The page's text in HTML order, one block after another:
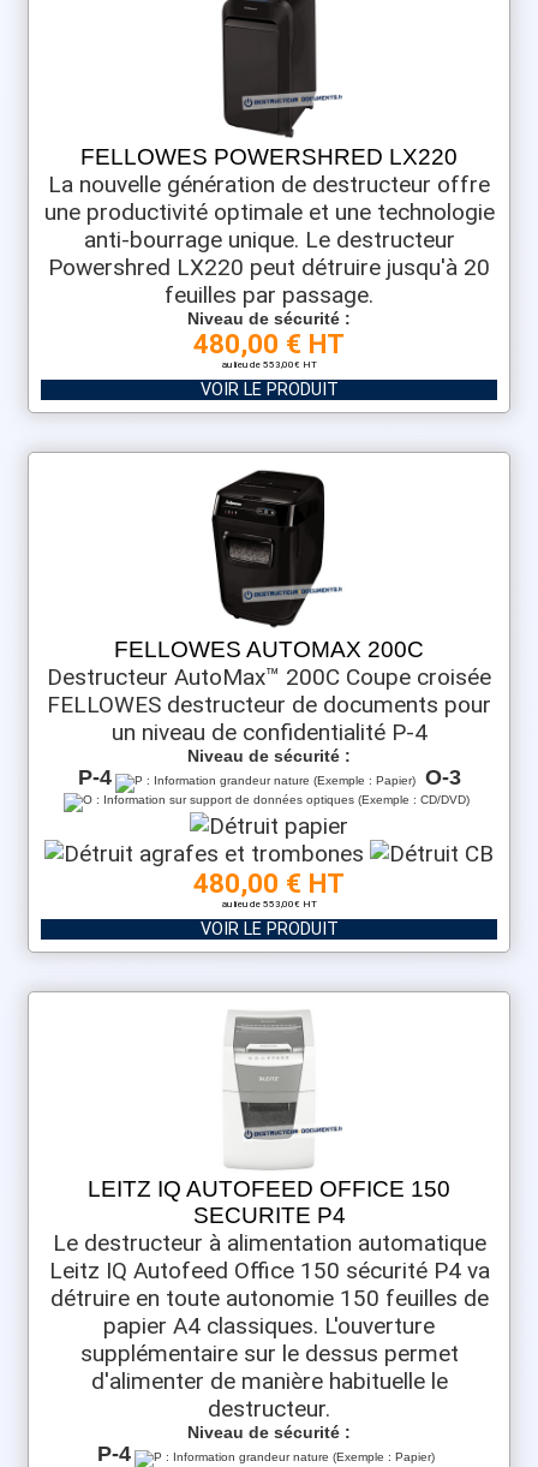
FELLOWES POWERSHRED LX220
La nouvelle génération de destructeur offre
une productivité optimale et une technologie
anti-bourrage unique. Le destructeur
Powershred LX220 peut détruire jusqu'à 20
feuilles par passage.
Niveau de sécurité :
480,00 € HT
au lieu de 553,00€ HT
VOIR LE PRODUIT
FELLOWES AUTOMAX 200C
Destructeur AutoMax™ 200C Coupe croisée
FELLOWES destructeur de documents pour
un niveau de confidentialité P-4
Niveau de sécurité :
P-4 O-3
480,00 € HT
au lieu de 553,00€ HT
VOIR LE PRODUIT
LEITZ IQ AUTOFEED OFFICE 150
SECURITE P4
Le destructeur à alimentation automatique
Leitz IQ Autofeed Office 150 sécurité P4 va
détruire en toute autonomie 150 feuilles de
papier A4 classiques. L'ouverture
supplémentaire sur le dessus permet
d'alimenter de manière habituelle le
destructeur.
Niveau de sécurité :
P-4